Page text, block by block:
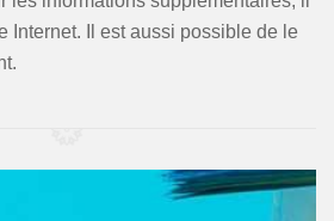
Internet. Il est aussi possible de le